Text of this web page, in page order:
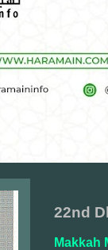
22nd
Makkah